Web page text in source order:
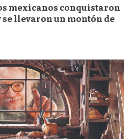
mexicanos conquistaron
se llevaron un montón de